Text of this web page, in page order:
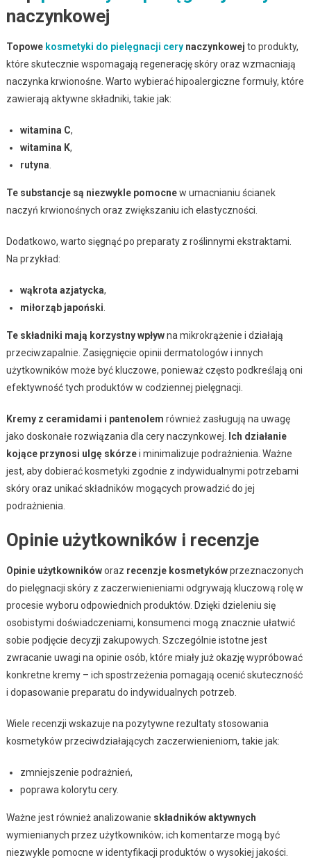
naczynkowej
Topowe kosmetyki do pielęgnacji cerynaczynkowej to produkty,
które skutecznie wspomagają regenerację skóry oraz wzmacniają
naczynka krwionośne. Warto wybierać hipoalergiczne formuły, które
zawierają aktywne składniki, takie jak:
witamina C,
witamina K,
rutyna
Te substancje są niezwykle pomocnew umacnianiu ścianek
naczyń krwionośnych oraz zwiększaniu ich elastyczności.
Dodatkowo, warto sięgnąć po preparaty z roślinnymi ekstraktami.
Na przykład:
wąkrota azjatycka,
miłorząb japoński
Te składniki mają korzystny wpływna mikrokrążenie i działają
przeciwzapalnie. Zasięgnięcie opinii dermatologów i innych
użytkowników może być kluczowe, ponieważ często podkreślają oni
efektywność tych produktów w codziennej pielęgnacji.
Kremy z ceramidami i pantenolem również zasługują na uwagę
jako doskonałe rozwiązania dla cery naczynkowej.
Ich działanie
kojące przynosi ulgę skórzei minimalizuje podrażnienia. Ważne
jest, aby dobierać kosmetyki zgodnie z indywidualnymi potrzebami
skóry oraz unikać składników mogących prowadzić do jej
podrażnienia.
Opinie użytkowników i recenzje
Opinie użytkownikóworaz recenzje kosmetykówprzeznaczonych
do pielęgnacji skóry z zaczerwienieniami odgrywają kluczową rolę w
procesie wyboru odpowiednich produktów. Dzięki dzieleniu się
osobistymi doświadczeniami, konsumenci mogą znacznie ułatwić
sobie podjęcie decyzji zakupowych. Szczególnie istotne jest
zwracanie uwagi na opinie osób, które miały już okazję wypróbować
konkretne kremy – ich spostrzeżenia pomagają ocenić skuteczność
i dopasowanie preparatu do indywidualnych potrzeb.
Wiele recenzji wskazuje na pozytywne rezultaty stosowania
kosmetyków przeciwdziałających zaczerwienieniom, takie jak:
zmniejszenie podrażnień,
poprawa kolorytu cery.
Ważne jest również analizowanie składników aktywnych
wymienianych przez użytkowników; ich komentarze mogą być
niezwykle pomocne w identyfikacji produktów o wysokiej jakości.